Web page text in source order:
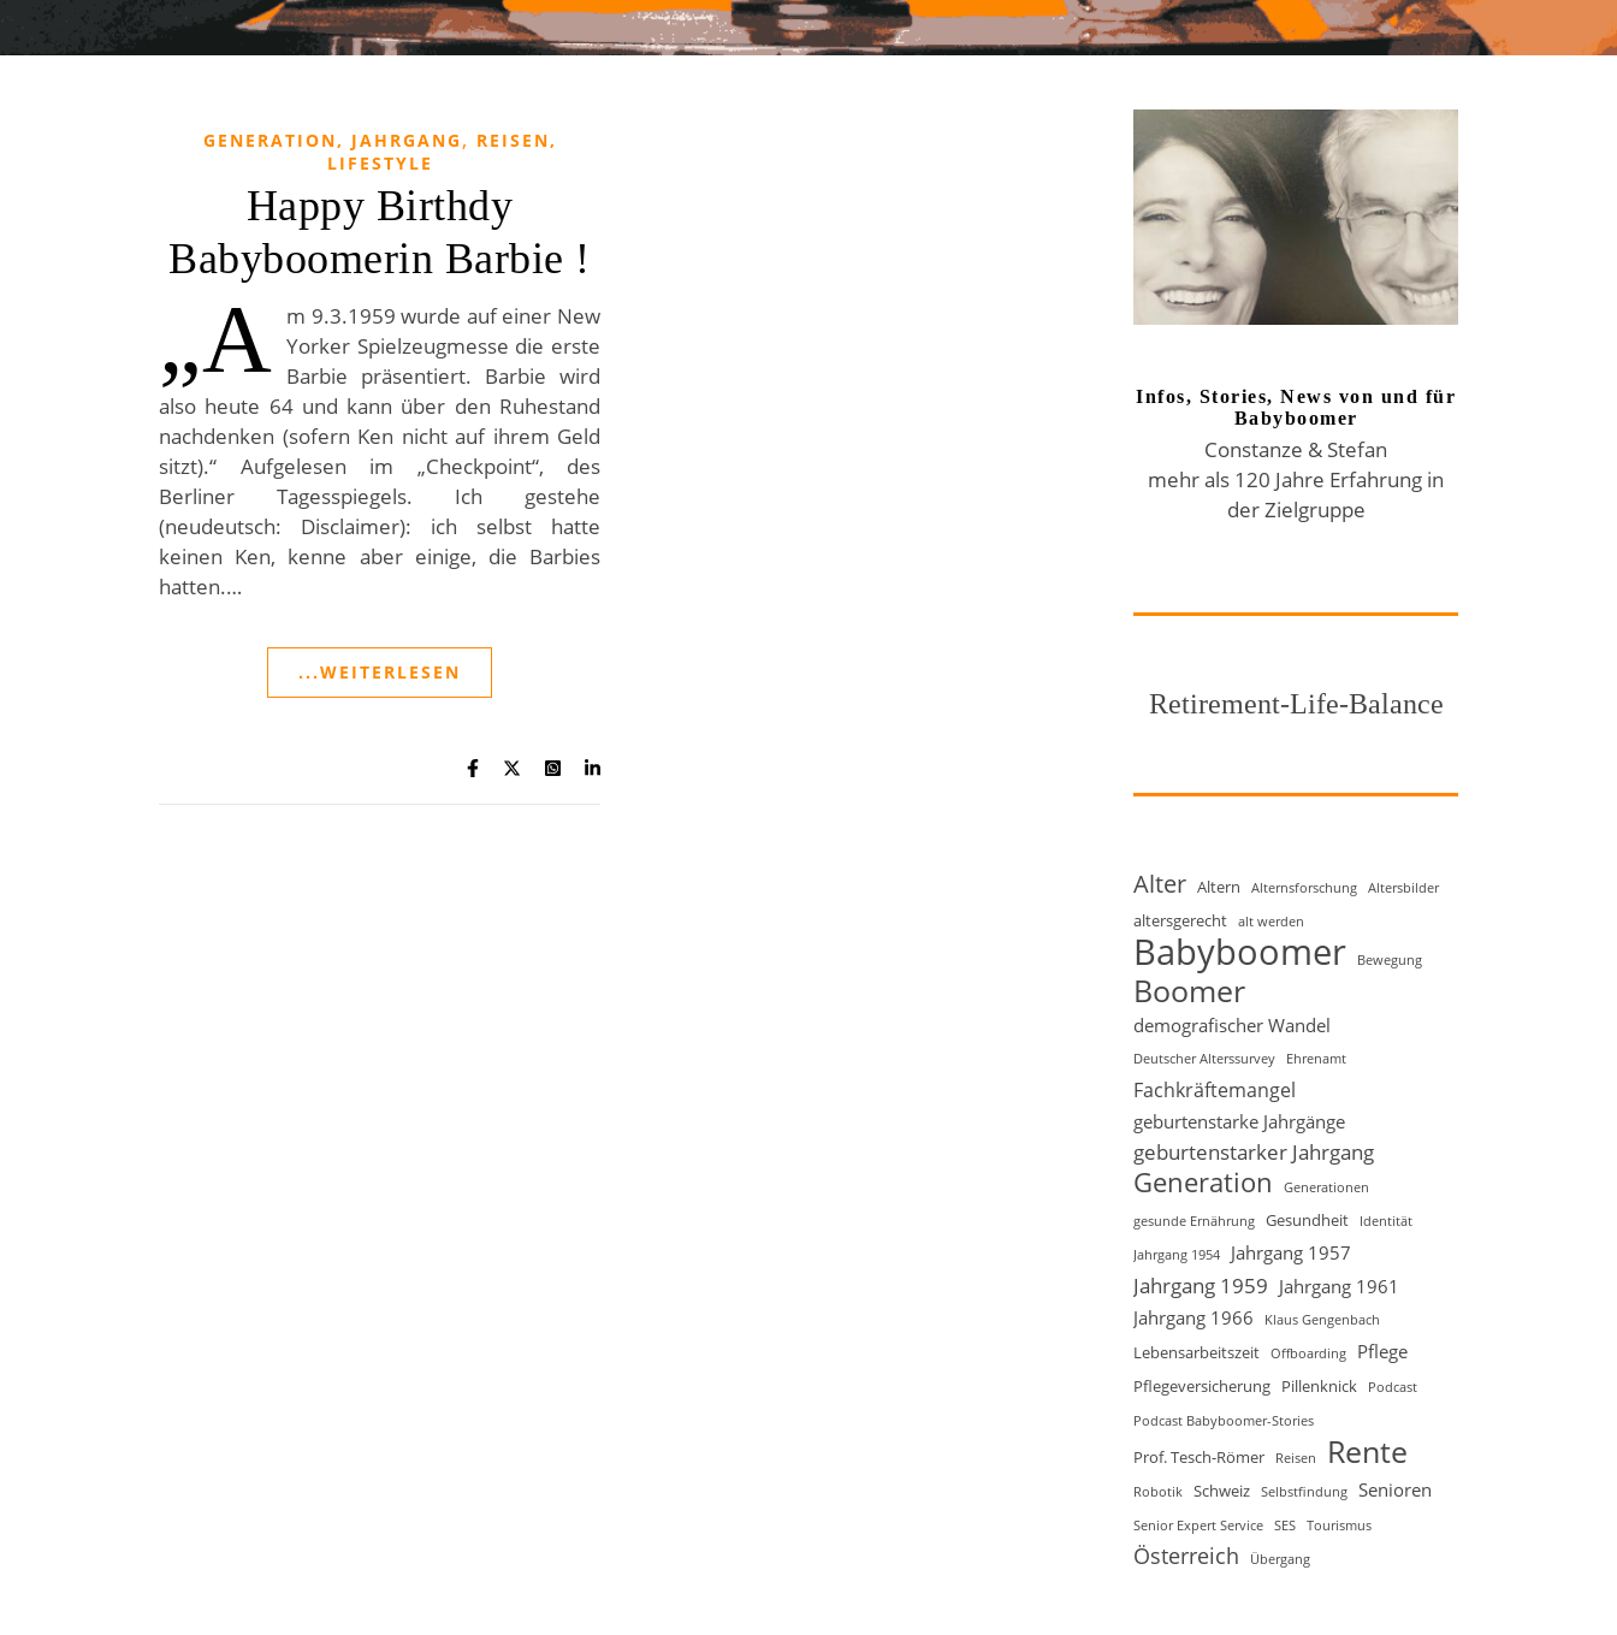
GENERATION, JAHRGANG , REISEN,
LIFESTYLE
Happy Birthdy
Babyboomerin Barbie !
„A m 9.3.1959 wurde auf einer New
Yorker Spielzeugmesse die erste
Barbie präsentiert. Barbie wird
also heute 64 und kann über den Ruhestand
nachdenken (sofern Ken nicht auf ihrem Geld
sitzt).“ Aufgelesen im „Checkpoint“, des
Berliner Tagesspiegels. Ich gestehe
(neudeutsch: Disclaimer): ich selbst hatte
keinen Ken, kenne aber einige, die Barbies
hatten.…
...WEITERLESEN
Infos, Stories, News von und für
Babyboomer
Constanze & Stefan
mehr als 120 Jahre Erfahrung in
der Zielgruppe
Retirement-Life-Balance
Alter Altern Alternsforschung Altersbilder
altersgerecht alt werden
Babyboomer Bewegung
Boomer
demografischer Wandel
Deutscher Alterssurvey Ehrenamt
Fachkräftemangel
geburtenstarke Jahrgänge
geburtenstarker Jahrgang
Generation
Generationen
gesunde Ernährung
Gesundheit
Identität
Jahrgang 1954
Jahrgang 1957
Jahrgang 1959 Jahrgang 1961
Jahrgang 1966
Klaus Gengenbach
Lebensarbeitszeit Offboarding Pflege
Pflegeversicherung Pillenknick
Podcast
Podcast Babyboomer-Stories
Prof. Tesch-Römer Reisen Rente
Robotik Schweiz Selbstfindung Senioren
Senior Expert Service SES Tourismus
Österreich Übergang